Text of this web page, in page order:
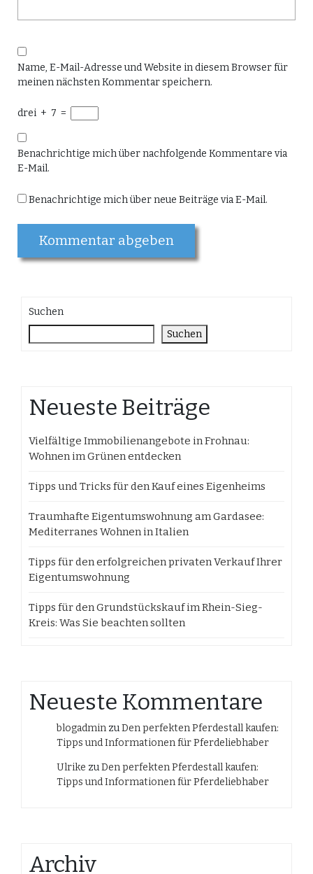
Name, E-Mail-Adresse und Website in diesem Browser für
meinen nächsten Kommentar speichern.
drei + 7 =
Benachrichtige mich über nachfolgende Kommentare via
E-Mail.
Benachrichtige mich über neue Beiträge via E-Mail.
Suchen
Suchen
Neueste Beiträge
Vielfältige Immobilienangebote in Frohnau:
Wohnen im Grünen entdecken
Tipps und Tricks für den Kauf eines Eigenheims
Traumhafte Eigentumswohnung am Gardasee:
Mediterranes Wohnen in Italien
Tipps für den erfolgreichen privaten Verkauf Ihrer
Eigentumswohnung
Tipps für den Grundstückskauf im Rhein-Sieg-
Kreis: Was Sie beachten sollten
Neueste Kommentare
blogadmin zuDen perfekten Pferdestall kaufen:
Tipps und Informationen für Pferdeliebhaber
Ulrike zuDen perfekten Pferdestall kaufen:
Tipps und Informationen für Pferdeliebhaber
Archiv